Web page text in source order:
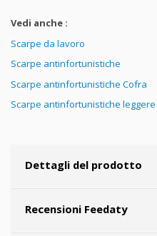
Vedi anche :
Scarpe da lavoro
Scarpe antinfortunistiche
Scarpe antinfortunistiche Cofra
Scarpe antinfortunistiche leggere
Dettagli del prodotto
Recensioni Feedaty